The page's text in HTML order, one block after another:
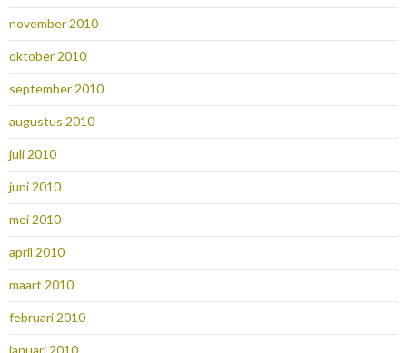
november 2010
oktober 2010
september 2010
augustus 2010
juli 2010
juni 2010
mei 2010
april 2010
maart 2010
februari 2010